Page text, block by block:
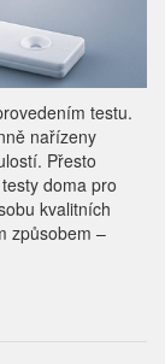
testu.
nařízeny
Přesto
doma pro
kvalitních
způsobem –